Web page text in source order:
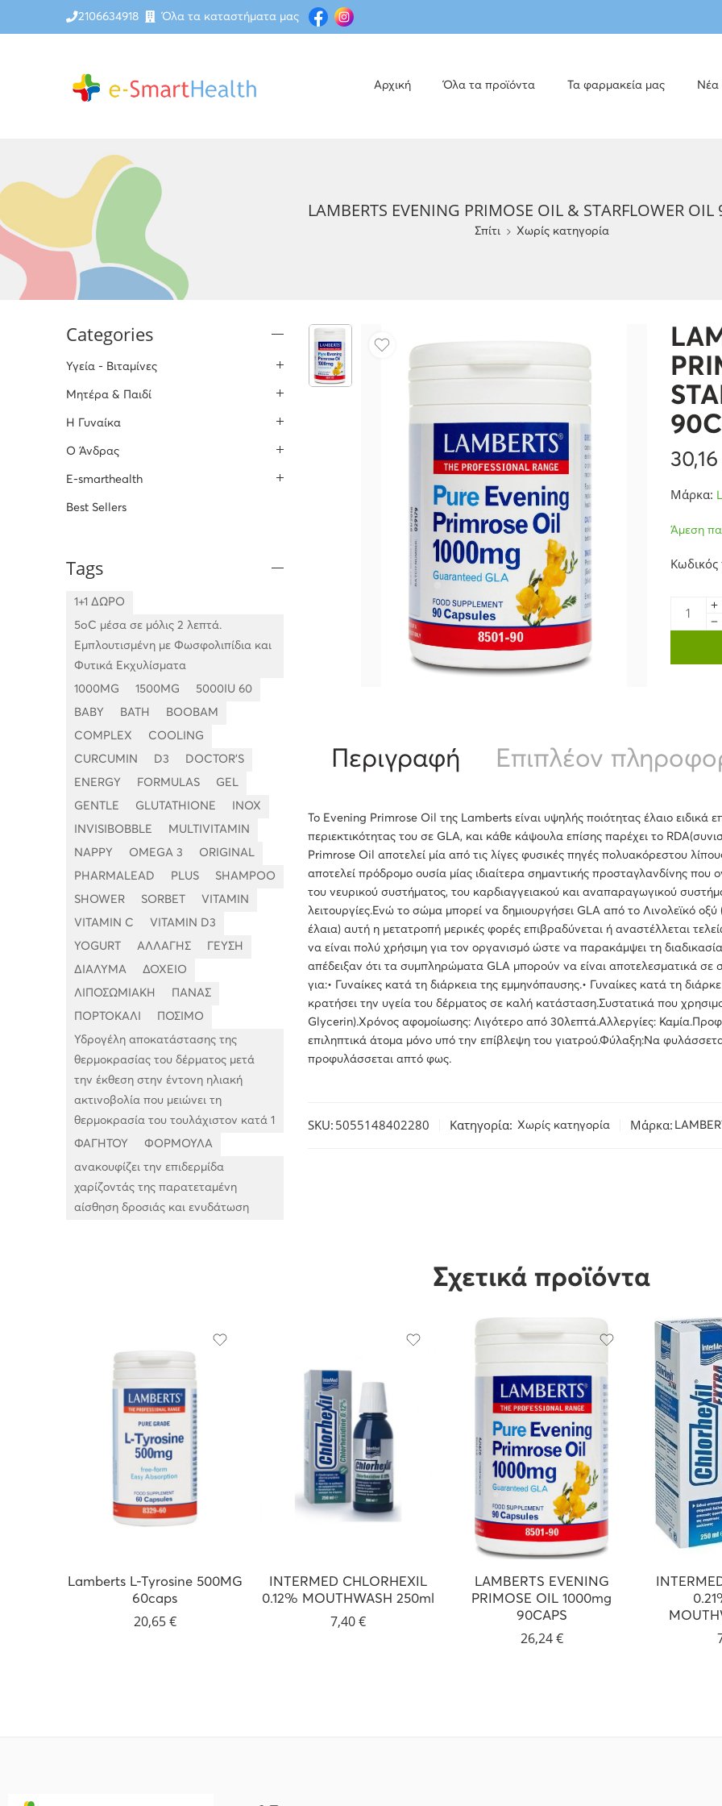
2106634918 Όλα τα καταστήματα μας
Αρχική Όλα τα προϊόντα Τα φαρμακεία μας Νέα
LAMBERTS EVENING PRIMOSE OIL & STARFLOWER OIL
Σπίτι Χωρίς κατηγορία
Μάρκα:
Άμεση
Περιγραφή Επιπλέον
Το Evening Primrose Oil της Lamberts είναι υψηλής ποιότητας έλαιο ειδικά
περιεκτικότητας του σε GLA, και κάθε κάψουλα επίσης παρέχει το
Primrose Oil αποτελεί μία από τις λίγες φυσικές πηγές πολυακόρεστου
αποτελεί πρόδρομο ουσία μίας ιδιαίτερα σημαντικής προσταγλανδίνης που
του νευρικού συστήματος, του καρδιαγγειακού και αναπαραγωγικού
λειτουργίες.Ενώ το σώμα μπορεί να δημιουργήσει GLA από το Λινολεϊκό
έλαια) αυτή η μετατροπή μερικές φορές επιβραδύνεται ή αναστέλλεται
να είναι πολύ χρήσιμη για τον οργανισμό ώστε να παρακάμψει τη
απέδειξαν ότι τα συμπληρώματα GLA μπορούν να είναι αποτελεσματικά σε
για:• Γυναίκες κατά τη διάρκεια της εμμηνόπαυσης.• Γυναίκες κατά τη
κρατήσει την υγεία του δέρματος σε καλή κατάσταση.Συστατικά που
Glycerin).Χρόνος αφομοίωσης: Λιγότερο από 30λεπτά.Αλλεργίες:
επιληπτικά άτομα μόνο υπό την επίβλεψη του γιατρού.Φύλαξη:Να
προφυλάσσεται απτό φως.
SKU: 5055148402280 Κατηγορία: Χωρίς κατηγορία Μάρκα:
Categories
Υγεία - Βιταμίνες
Μητέρα & Παιδί
H Γυναίκα
O Άνδρας
E-smarthealth
Best Sellers
Tags
1+1 ΔΩΡΟ
5oC μέσα σε μόλις 2 λεπτά.
Εμπλουτισμένη με Φωσφολιπίδια και
Φυτικά Εκχυλίσματα
1000MG 1500MG 5000IU 60
BABY BATH BOOBAM
COMPLEX COOLING
CURCUMIN D3 DOCTOR'S
ENERGY FORMULAS GEL
GENTLE GLUTATHIONE INOX
INVISIBOBBLE MULTIVITAMIN
NAPPY OMEGA 3 ORIGINAL
PHARMALEAD PLUS SHAMPOO
SHOWER SORBET VITAMIN
VITAMIN C VITAMIN D3
YOGURT ΑΛΛΑΓΗΣ ΓΕΥΣΗ
ΔΙΑΛΥΜΑ ΔΟΧΕΙΟ
ΛΙΠΟΣΩΜΙΑΚΗ ΠΑΝΑΣ
ΠΟΡΤΟΚΑΛΙ ΠΟΣΙΜΟ
Υδρογέλη αποκατάστασης της
θερμοκρασίας του δέρματος μετά
την έκθεση στην έντονη ηλιακή
ακτινοβολία που μειώνει τη
θερμοκρασία του τουλάχιστον κατά 1
ΦΑΓΗΤΟΥ ΦΟΡΜΟΥΛΑ
ανακουφίζει την επιδερμίδα
χαρίζοντάς της παρατεταμένη
αίσθηση δροσιάς και ενυδάτωση
Σχετικά προϊόντα
Lamberts L-Tyrosine 500MG
60caps
20,65€
INTERMED CHLORHEXIL
0.12% MOUTHWASH 250ml
7,40€
LAMBERTS EVENING
PRIMOSE OIL 1000mg
90CAPS
26,24€